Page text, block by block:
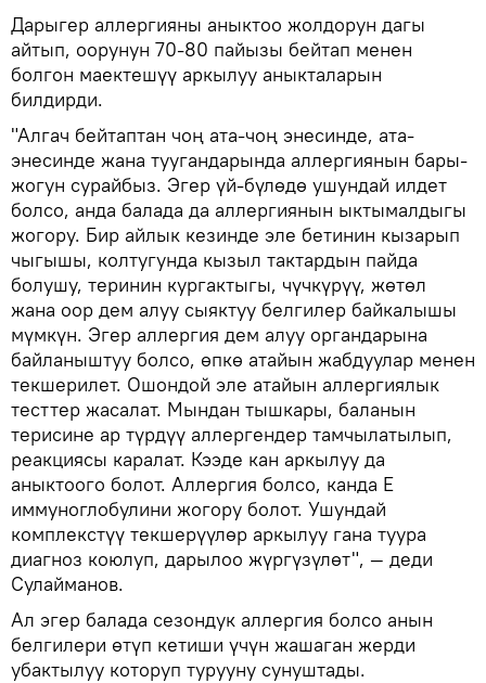
Дарыгер аллергияны аныктоо жолдорун дагы
айтып, оорунун 70-80 пайызы бейтап менен
болгон маектешүү аркылуу аныкталарын
билдирди.
"Алгач бейтаптан чоң ата-чоң энесинде, ата-
энесинде жана туугандарында аллергиянын бары-
жогун сурайбыз. Эгер үй-бүлөдө ушундай илдет
болсо, анда балада да аллергиянын ыктымалдыгы
жогору. Бир айлык кезинде эле бетинин кызарып
чыгышы, колтугунда кызыл тактардын пайда
болушу, теринин кургактыгы, чүчкүрүү, жөтөл
жана оор дем алуу сыяктуу белгилер байкалышы
мүмкүн. Эгер аллергия дем алуу органдарына
байланыштуу болсо, өпкө атайын жабдуулар менен
текшерилет. Ошондой эле атайын аллергиялык
тесттер жасалат. Мындан тышкары, баланын
терисине ар түрдүү аллергендер тамчылатылып,
реакциясы каралат. Кээде кан аркылуу да
аныктоого болот. Аллергия болсо, канда Е
иммуноглобулини жогору болот. Ушундай
комплекстүү текшерүүлөр аркылуу гана туура
диагноз коюлуп, дарылоо жүргүзүлөт", — деди
Сулайманов.
Ал эгер балада сезондук аллергия болсо анын
белгилери өтүп кетиши үчүн жашаган жерди
убактылуу которуп турууну сунуштады.